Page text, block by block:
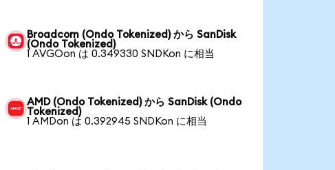
Broadcom (Ondo Tokenized) から SanDisk
(Ondo Tokenized)
1 AVGOon は 0.349330 SNDKon に相当
AMD (Ondo Tokenized) から SanDisk (Ondo
Tokenized)
1 AMDon は 0.392945 SNDKon に相当